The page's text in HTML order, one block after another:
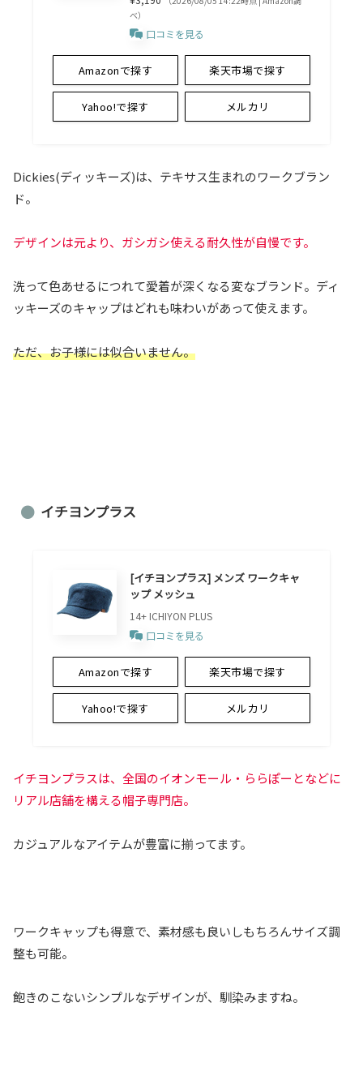
べ）
口コミを見る
Amazonで探す 楽天市場で探す
Yahoo!で探す メルカリ
Dickies(ディッキーズ)は、テキサス生まれのワークブラン
ド。
デザインは元より、ガシガシ使える耐久性が自慢です。
洗って色あせるにつれて愛着が深くなる変なブランド。ディ
ッキーズのキャップはどれも味わいがあって使えます。
ただ、お子様には似合いません。
イチヨンプラス
[イチヨンプラス] メンズ ワークキャ
ップ メッシュ
14+ ICHIYON PLUS
口コミを見る
Amazonで探す 楽天市場で探す
Yahoo!で探す メルカリ
イチヨンプラスは、全国のイオンモール・ららぽーとなどに
リアル店舗を構える帽子専門店。
カジュアルなアイテムが豊富に揃ってます。
ワークキャップも得意で、素材感も良いしもちろんサイズ調
整も可能。
飽きのこないシンプルなデザインが、馴染みますね。